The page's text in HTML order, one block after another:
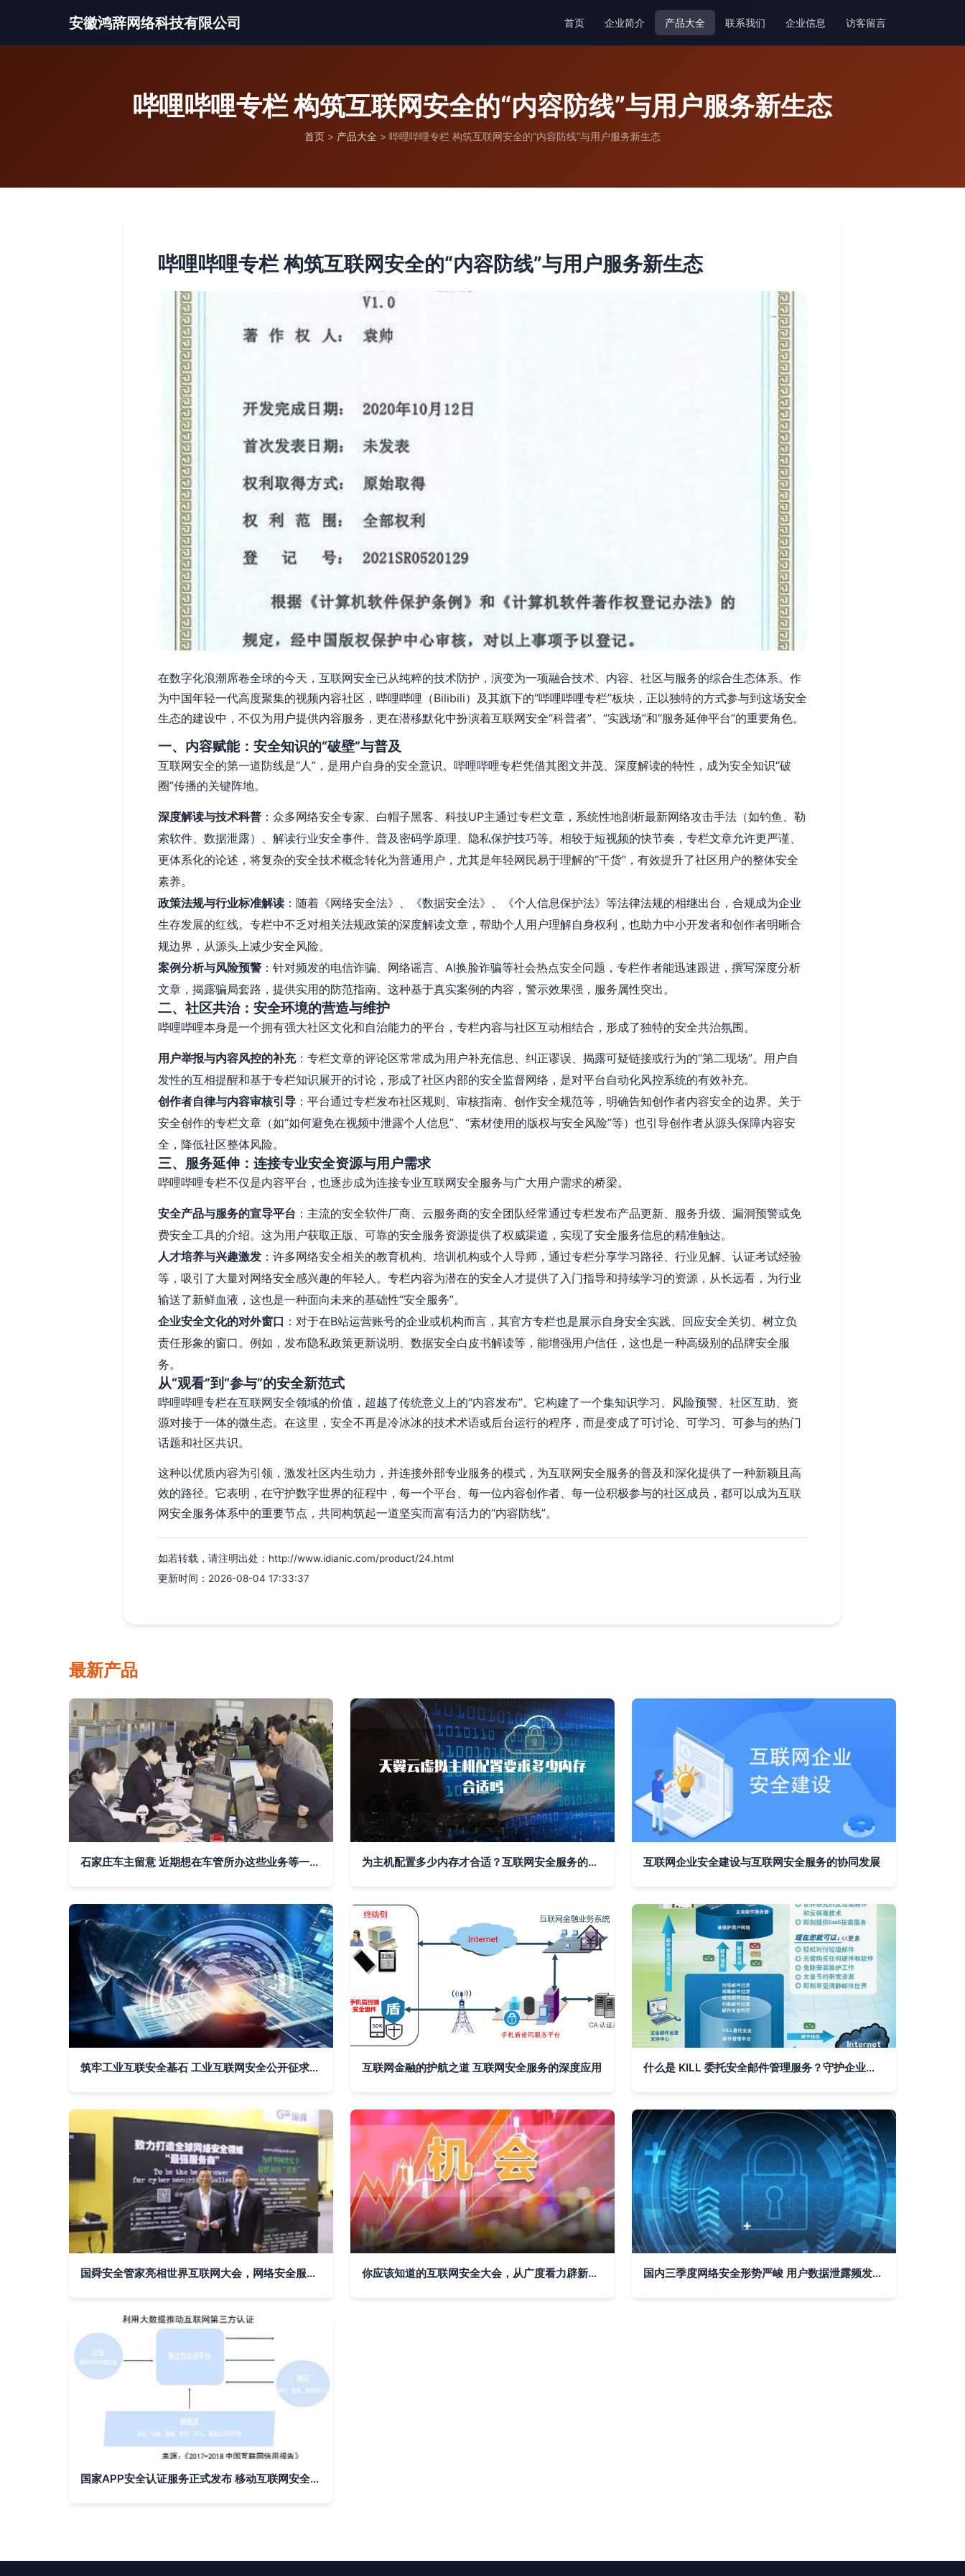
安徽鸿辞网络科技有限公司 首页 企业简介 产品大全 联系我们 企业信息 访客留言
哔哩哔哩专栏 构筑互联网安全的“内容防线”与用户服务新生态
首页 > 产品大全 > 哔哩哔哩专栏 构筑互联网安全的“内容防线”与用户服务新生态
哔哩哔哩专栏 构筑互联网安全的“内容防线”与用户服务新生态
在数字化浪潮席卷全球的今天，互联网安全已从纯粹的技术防护，演变为一项融合技术、内容、社区与服务的综合生态体系。作
为中国年轻一代高度聚集的视频内容社区，哔哩哔哩（Bilibili）及其旗下的“哔哩哔哩专栏”板块，正以独特的方式参与到这场安全
生态的建设中，不仅为用户提供内容服务，更在潜移默化中扮演着互联网安全“科普者”、“实践场”和“服务延伸平台”的重要角色。
一、内容赋能：安全知识的“破壁”与普及
互联网安全的第一道防线是“人”，是用户自身的安全意识。哔哩哔哩专栏凭借其图文并茂、深度解读的特性，成为安全知识“破
圈”传播的关键阵地。
深度解读与技术科普 ：众多网络安全专家、白帽子黑客、科技UP主通过专栏文章，系统性地剖析最新网络攻击手法（如钓鱼、勒
索软件、数据泄露）、解读行业安全事件、普及密码学原理、隐私保护技巧等。相较于短视频的快节奏，专栏文章允许更严谨、
更体系化的论述，将复杂的安全技术概念转化为普通用户，尤其是年轻网民易于理解的“干货”，有效提升了社区用户的整体安全
素养。
政策法规与行业标准解读 ：随着《网络安全法》、《数据安全法》、《个人信息保护法》等法律法规的相继出台，合规成为企业
生存发展的红线。专栏中不乏对相关法规政策的深度解读文章，帮助个人用户理解自身权利，也助力中小开发者和创作者明晰合
规边界，从源头上减少安全风险。
案例分析与风险预警 ：针对频发的电信诈骗、网络谣言、AI换脸诈骗等社会热点安全问题，专栏作者能迅速跟进，撰写深度分析
文章，揭露骗局套路，提供实用的防范指南。这种基于真实案例的内容，警示效果强，服务属性突出。
二、社区共治：安全环境的营造与维护
哔哩哔哩本身是一个拥有强大社区文化和自治能力的平台，专栏内容与社区互动相结合，形成了独特的安全共治氛围。
用户举报与内容风控的补充：专栏文章的评论区常常成为用户补充信息、纠正谬误、揭露可疑链接或行为的“第二现场”。用户自
发性的互相提醒和基于专栏知识展开的讨论，形成了社区内部的安全监督网络，是对平台自动化风控系统的有效补充。
创作者自律与内容审核引导 ：平台通过专栏发布社区规则、审核指南、创作安全规范等，明确告知创作者内容安全的边界。关于
安全创作的专栏文章（如“如何避免在视频中泄露个人信息”、“素材使用的版权与安全风险”等）也引导创作者从源头保障内容安
全，降低社区整体风险。
三、服务延伸：连接专业安全资源与用户需求
哔哩哔哩专栏不仅是内容平台，也逐步成为连接专业互联网安全服务与广大用户需求的桥梁。
安全产品与服务的宣导平台 ：主流的安全软件厂商、云服务商的安全团队经常通过专栏发布产品更新、服务升级、漏洞预警或免
费安全工具的介绍。这为用户获取正版、可靠的安全服务资源提供了权威渠道，实现了安全服务信息的精准触达。
人才培养与兴趣激发 ：许多网络安全相关的教育机构、培训机构或个人导师，通过专栏分享学习路径、行业见解、认证考试经验
等，吸引了大量对网络安全感兴趣的年轻人。专栏内容为潜在的安全人才提供了入门指导和持续学习的资源，从长远看，为行业
输送了新鲜血液，这也是一种面向未来的基础性“安全服务”。
企业安全文化的对外窗口 ：对于在B站运营账号的企业或机构而言，其官方专栏也是展示自身安全实践、回应安全关切、树立负
责任形象的窗口。例如，发布隐私政策更新说明、数据安全白皮书解读等，能增强用户信任，这也是一种高级别的品牌安全服
务。
从“观看”到“参与”的安全新范式
哔哩哔哩专栏在互联网安全领域的价值，超越了传统意义上的“内容发布”。它构建了一个集知识学习、风险预警、社区互助、资
源对接于一体的微生态。在这里，安全不再是冷冰冰的技术术语或后台运行的程序，而是变成了可讨论、可学习、可参与的热门
话题和社区共识。
这种以优质内容为引领，激发社区内生动力，并连接外部专业服务的模式，为互联网安全服务的普及和深化提供了一种新颖且高
效的路径。它表明，在守护数字世界的征程中，每一个平台、每一位内容创作者、每一位积极参与的社区成员，都可以成为互联
网安全服务体系中的重要节点，共同构筑起一道坚实而富有活力的“内容防线”。
如若转载，请注明出处：http://www.idianic.com/product/24.html
更新时间：2026-08-04 17:33:37
最新产品
石家庄车主留意 近期想在车管所办这些业务等一等，交警发布系统性网络安全通知 为主机配置多少内存才合适？互联网安全服务的关键考量 互联网企业安全建设与互联网安全服务的协同发展
筑牢工业互联安全基石 工业互联网安全公开征求意见，培育壮大安全企业集群 互联网金融的护航之道 互联网安全服务的深度应用 什么是 KILL 委托安全邮件管理服务？守护企业与个人的数码堡垒
国舜安全管家亮相世界互联网大会，网络安全服务进入2.0时代 你应该知道的互联网安全大会，从广度看力辟新境为趋势, 探寻前瞻空间——透析需掌握的 国内三季度网络安全形势严峻 用户数据泄露频发，互联网安全服务亟待升级
国家APP安全认证服务正式发布 移动互联网安全信用认证中心引领行业新标准